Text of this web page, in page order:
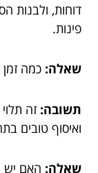
דוחות, ולבנות
פינות.
שאלה: כמה
תשובה: זה
ואיסוף טובים
שאלה: האם יש